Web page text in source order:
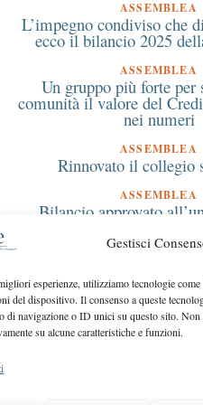
Gestisci
esperienze, utilizziamo tecnologie
del dispositivo. Il consenso a queste
di navigazione o ID unici su questo sito.
su alcune caratteristiche e funzioni.
ASSEMBLEA
L’impegno condiviso che
ecco il bilancio 2025
ASSEMBLEA
Un gruppo più forte per
comunità il valore del
nei numeri
ASSEMBLEA
Rinnovato il collegio
ASSEMBLEA
Bilancio approvato
EDITORIALE
Costruire futuro